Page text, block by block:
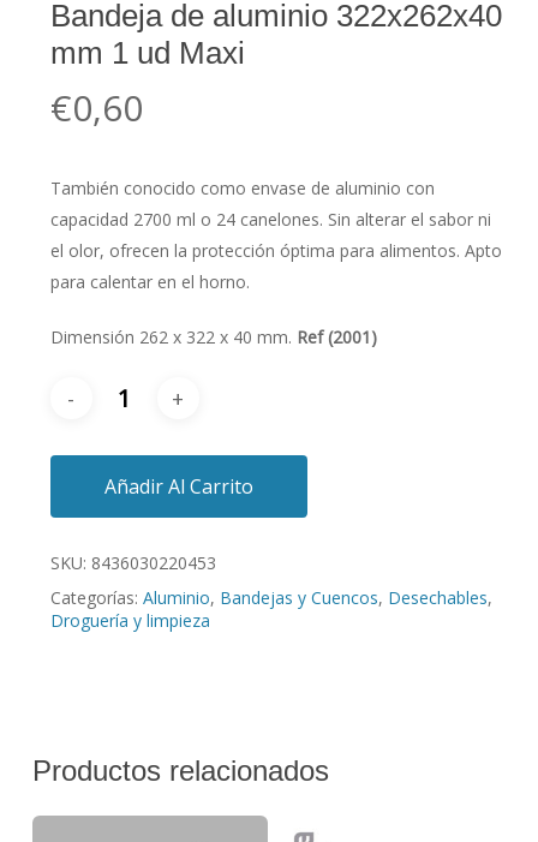
Bandeja de aluminio 322x262x40
mm 1 ud Maxi
€0,60
También conocido como envase de aluminio con
capacidad 2700 ml o 24 canelones. Sin alterar el sabor ni
el olor, ofrecen la protección óptima para alimentos. Apto
para calentar en el horno.
Dimensión 262 x 322 x 40 mm. Ref (2001)
Añadir Al Carrito
SKU: 8436030220453
Categorías: Aluminio, Bandejas y Cuencos, Desechables,
Droguería y limpieza
Productos relacionados